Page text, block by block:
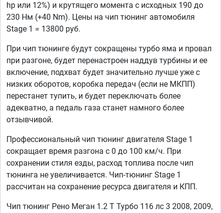
hp или 12%) и крутящего момента с исходных 190 до
230 Нм (+40 Nm). Цены на чип тюнинг автомобиля
Stage 1 = 13800 руб.
При чип тюнинге будут сокращены турбо яма и провал
при разгоне, будет перенастроен наддув турбины и ее
включение, подхват будет значительно лучше уже с
низких оборотов, коробка передач (если не МКПП)
перестанет тупить, и будет переключать более
адекватно, а педаль газа станет намного более
отзывчивой.
Профессиональный чип тюнинг двигателя Stage 1
сокращает время разгона с 0 до 100 км/ч. При
сохранении стиля езды, расход топлива после чип
тюнинга не увеличивается. Чип-тюнинг Stage 1
рассчитан на сохранение ресурса двигателя и КПП.
Чип тюнинг Рено Меган 1.2 T Турбо 116 лс 3 2008, 2009,